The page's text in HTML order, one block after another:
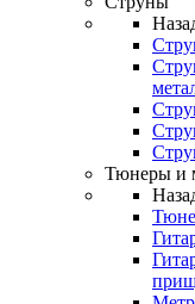
Тюнеры и